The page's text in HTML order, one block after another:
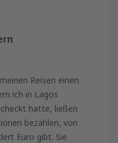
Reisen einen
ich in Lagos
hatte, ließen
bezahlen, von
Euro gibt. Sie